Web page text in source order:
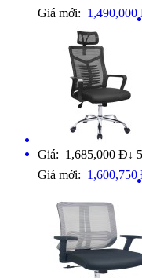
Giá mới: 1,490,000
Giá: 1,685,000 Đ ↓
Giá mới: 1,600,750